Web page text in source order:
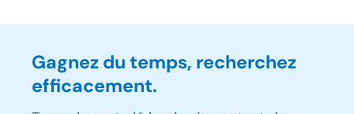
Gagnez du temps, recherchez
efficacement.